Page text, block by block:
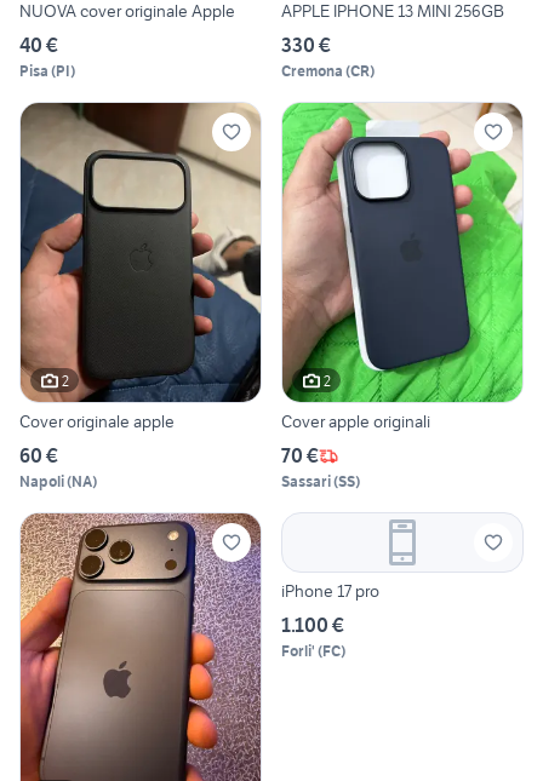
NUOVA cover originale Apple
40 €
Pisa (PI)
APPLE IPHONE 13 MINI 256GB
330 €
Cremona (CR)
2
Cover originale apple
60 €
Napoli(NA)
2
Cover apple originali
70 €
Sassari(SS)
iPhone 17 pro
1.100 €
Forli' (FC)